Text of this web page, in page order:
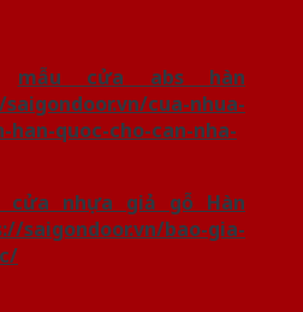
mẫu cửa abs hàn
cua-nhua-
han-quoc-cho-can-nha-
cửa nhựa giả gỗ Hàn
saigondoor.vn/bao-gia-